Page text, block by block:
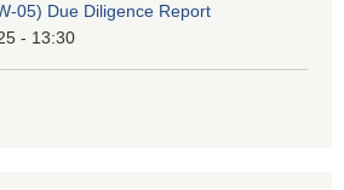
05) Due Diligence Report
- 13:30